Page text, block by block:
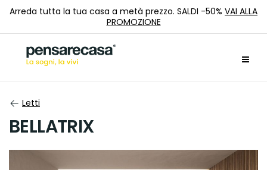
Arreda tutta la tua casa a metà prezzo. SALDI -50% VAI ALLA
PROMOZIONE
Letti
BELLATRIX